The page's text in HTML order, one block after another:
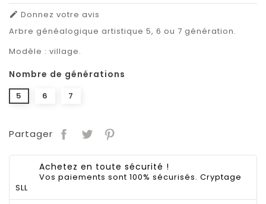
 Donnez votre avis
Arbre généalogique artistique 5, 6 ou 7 génération.
Modèle : village.
Nombre de générations
5 6 7
Partager
Achetez en toute sécurité !
Vos paiements sont 100% sécurisés. Cryptage
SLL